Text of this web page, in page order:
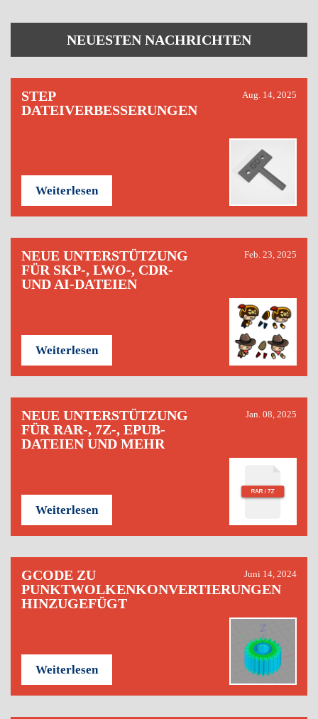
NEUESTEN NACHRICHTEN
STEP
DATEIVERBESSERUNGEN
Aug. 14, 2025
Weiterlesen
NEUE UNTERSTÜTZUNG
FÜR SKP-, LWO-, CDR-
UND AI-DATEIEN
Feb. 23, 2025
Weiterlesen
NEUE UNTERSTÜTZUNG
FÜR RAR-, 7Z-, EPUB-
DATEIEN UND MEHR
Jan. 08, 2025
Weiterlesen
GCODE ZU
PUNKTWOLKENKONVERTIERUNGEN
HINZUGEFÜGT
Juni 14, 2024
Weiterlesen